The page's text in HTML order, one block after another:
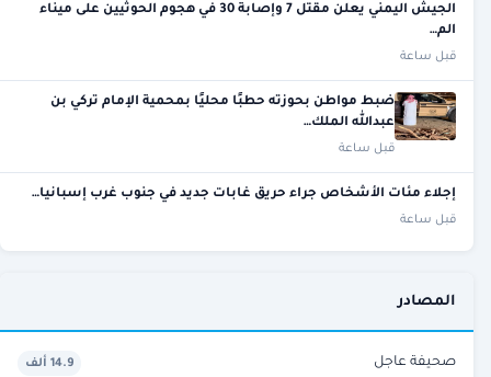
الجيش اليمني يعلن مقتل 7 وإصابة 30 في هجوم الحوثيين على ميناء
الم…
قبل ساعة
ضبط مواطن بحوزته حطبًا محليًا بمحمية الإمام تركي بن
عبدالله الملك…
قبل ساعة
إجلاء مئات الأشخاص جراء حريق غابات جديد في جنوب غرب إسبانيا…
قبل ساعة
المصادر
صحيفة عاجل 14.9 ألف